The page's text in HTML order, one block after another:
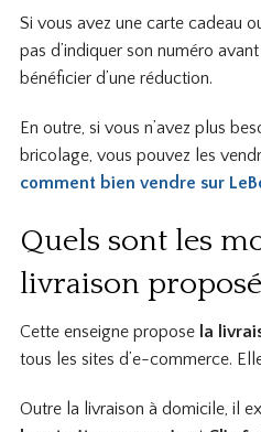
Si vous avez une carte cadeau
pas d’indiquer son numéro
bénéficier d’une réduction.
En outre, si vous n’avez plus
bricolage, vous pouvez les
comment bien vendre sur
Quels sont les
livraison
Cette enseigne propose la
tous les sites d’e-commerce.
Outre la livraison à domicile, il